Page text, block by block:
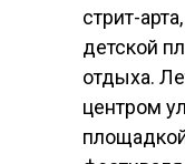
стрит-
детской
отдыха.
центром